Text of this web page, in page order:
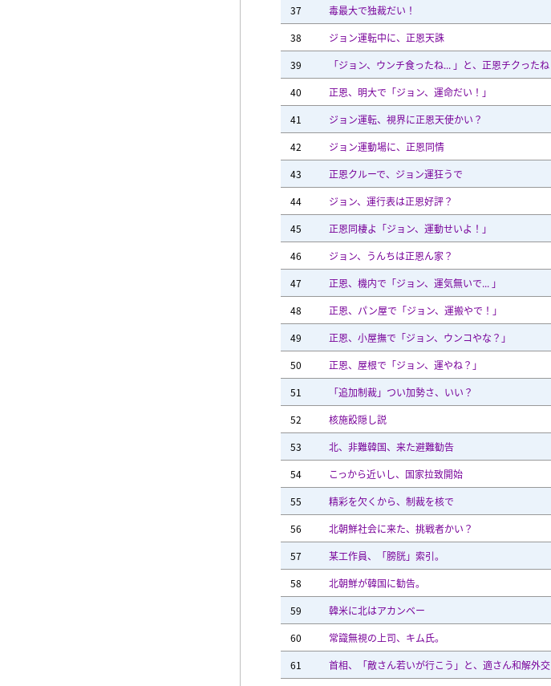
37
毒最大で独裁だい！
38
ジョン運転中に、正恩天誅
39
「ジョン、ウンチ食ったね... 」と、正恩チクったね
40
正恩、明大で「ジョン、運命だい！」
41
ジョン運転、視界に正恩天使かい？
42
ジョン運動場に、正恩同情
43
正恩クルーで、ジョン運狂うで
44
ジョン、運行表は正恩好評？
45
正恩同棲よ「ジョン、運動せいよ！」
46
ジョン、うんちは正恩ん家？
47
正恩、機内で「ジョン、運気無いで... 」
48
正恩、パン屋で「ジョン、運搬やで！」
49
正恩、小屋撫で「ジョン、ウンコやな？」
50
正恩、屋根で「ジョン、運やね？」
51
「追加制裁」つい加勢さ、いい？
52
核施設隠し説
53
北、非難韓国、来た避難勧告
54
こっから近いし、国家拉致開始
55
精彩を欠くから、制裁を核で
56
北朝鮮社会に来た、挑戦者かい？
57
某工作員、「膀胱」索引。
58
北朝鮮が韓国に勧告。
59
韓米に北はアカンベー
60
常識無視の上司、キム氏。
61
首相、「敵さん若いが行こう」と、適さん和解外交